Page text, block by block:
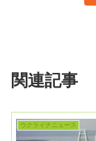
関連記事
ウクライナニュース